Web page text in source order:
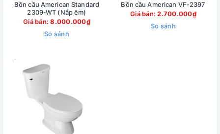
Bồn cầu American Standard
2309-WT (Nắp êm)
Giá bán:8.000.000₫
So sánh
Bồn cầu American VF-2397
Giá bán:2.700.000₫
So sánh